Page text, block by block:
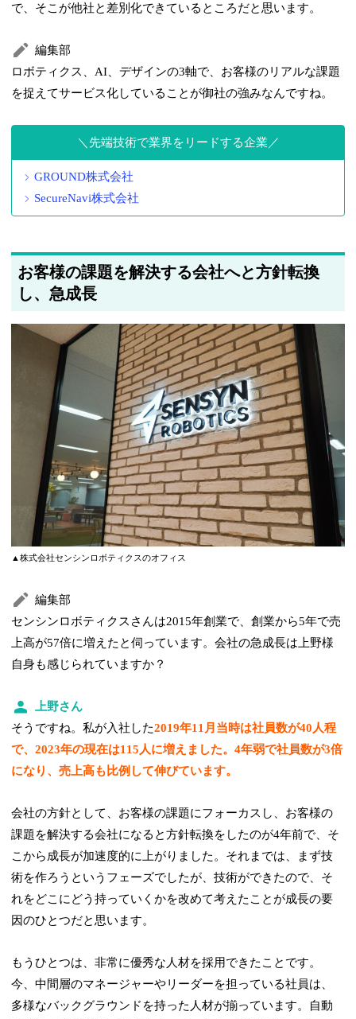
で、そこが他社と差別化できているところだと思います。
編集部
ロボティクス、AI、デザインの3軸で、お客様のリアルな課題
を捉えてサービス化していることが御社の強みなんですね。
先端技術で業界をリードする企業
GROUND株式会社
SecureNavi株式会社
お客様の課題を解決する会社へと方針転換
し、急成長
▲株式会社センシンロボティクスのオフィス
編集部
センシンロボティクスさんは2015年創業で、創業から5年で売
上高が57倍に増えたと伺っています。会社の急成長は上野様
自身も感じられていますか？
上野さん
そうですね。私が入社した2019年11月当時は社員数が40人程
で、2023年の現在は115人に増えました。4年弱で社員数が3倍
になり、売上高も比例して伸びています。
会社の方針として、お客様の課題にフォーカスし、お客様の
課題を解決する会社になると方針転換をしたのが4年前で、そ
こから成長が加速度的に上がりました。それまでは、まず技
術を作ろうというフェーズでしたが、技術ができたので、そ
れをどこにどう持っていくかを改めて考えたことが成長の要
因のひとつだと思います。
もうひとつは、非常に優秀な人材を採用できたことです。
今、中間層のマネージャーやリーダーを担っている社員は、
多様なバックグラウンドを持った人材が揃っています。自動